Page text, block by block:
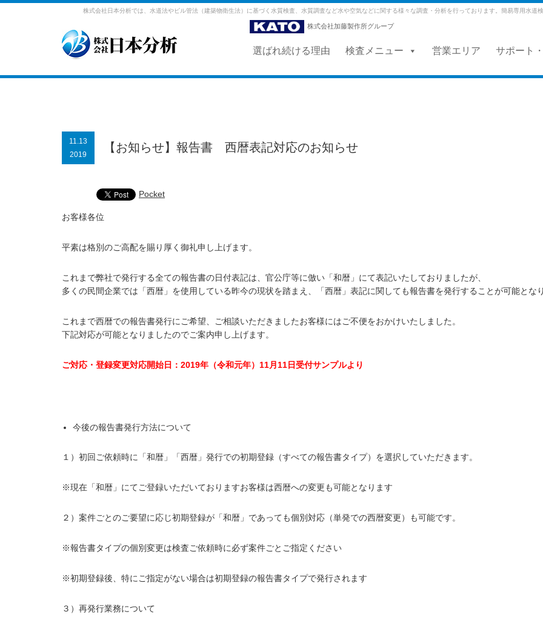
株式会社日本分析では、水道法やビル管法（建築物衛生法）に基づく水質検査、水質調査など水や空気などに関する様々な調査・分析を行っております。簡易専用水道
株式会社加藤製作所グループ
選ばれ続ける理由 検査メニュー 営業エリア サポート
11.13
2019
【お知らせ】報告書 西暦表記対応のお知らせ
Pocket
お客様各位
平素は格別のご高配を賜り厚く御礼申し上げます。
これまで弊社で発行する全ての報告書の日付表記は、官公庁等に倣い「和暦」にて表記いたしておりましたが、
多くの民間企業では「西暦」を使用している昨今の現状を踏まえ、「西暦」表記に関しても報告書を発行することが可能とな
これまで西暦での報告書発行にご希望、ご相談いただきましたお客様にはご不便をおかけいたしました。
下記対応が可能となりましたのでご案内申し上げます。
ご対応・登録変更対応開始日：2019年（令和元年）11月11日受付サンプルより
今後の報告書発行方法について
１）初回ご依頼時に「和暦」「西暦」発行での初期登録（すべての報告書タイプ）を選択していただきます。
※現在「和暦」にてご登録いただいておりますお客様は西暦への変更も可能となります
２）案件ごとのご要望に応じ初期登録が「和暦」であっても個別対応（単発での西暦変更）も可能です。
※報告書タイプの個別変更は検査ご依頼時に必ず案件ごとご指定ください
※初期登録後、特にご指定がない場合は初期登録の報告書タイプで発行されます
３）再発行業務について